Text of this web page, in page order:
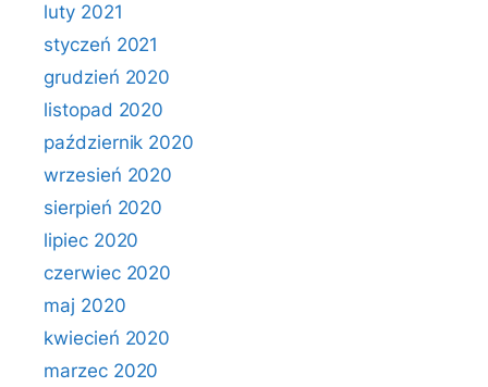
luty 2021
styczeń 2021
grudzień 2020
listopad 2020
październik 2020
wrzesień 2020
sierpień 2020
lipiec 2020
czerwiec 2020
maj 2020
kwiecień 2020
marzec 2020